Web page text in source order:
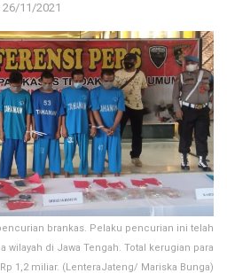
26/11/2021
brankas. Pelaku pencurian ini telah
wilayah di Jawa Tengah. Total kerugian para
1,2 miliar. (LenteraJateng/ Mariska Bunga)